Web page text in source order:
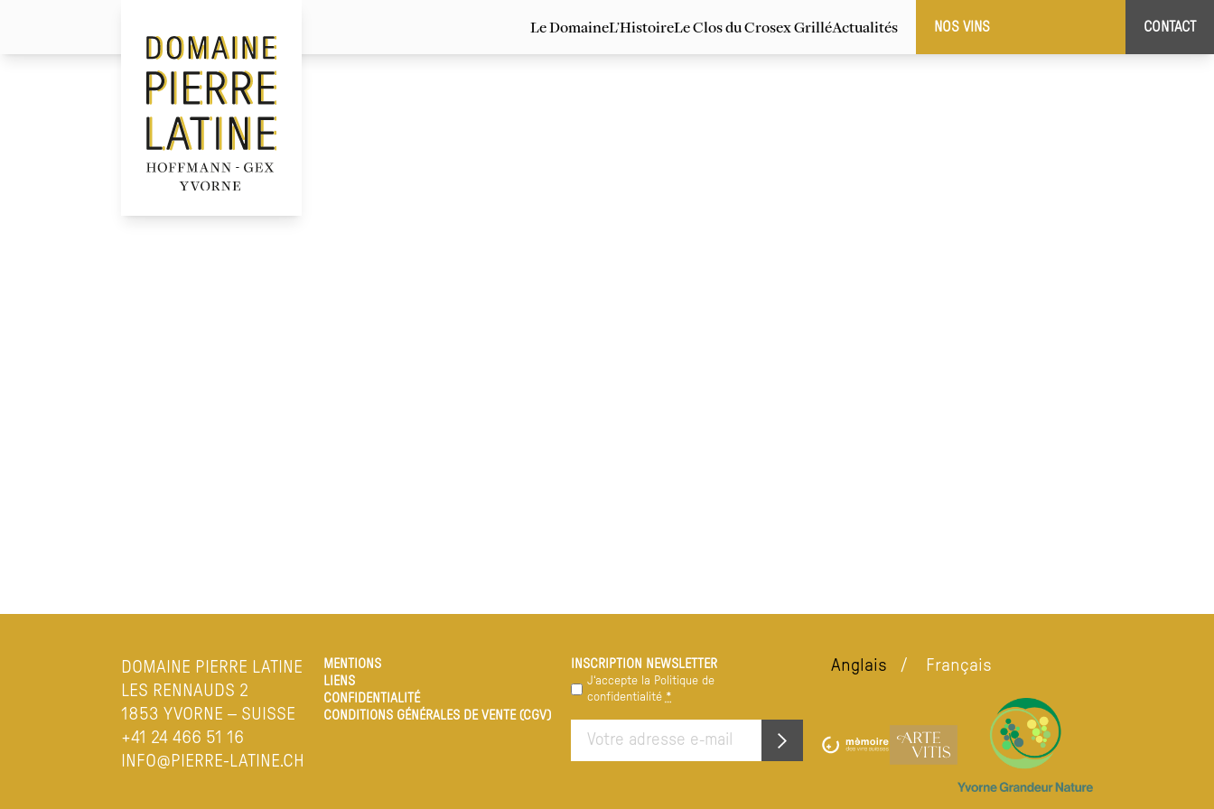
Le DomaineL’HistoireLe Clos du Crosex GrilléActualités NOS VINS CONTACT
DOMAINE PIERRE LATINE
LES RENNAUDS 2
1853 YVORNE – SUISSE
+41 24 466 51 16
INFO@PIERRE-LATINE.CH
MENTIONS
LIENS
CONFIDENTIALITÉ
CONDITIONS GÉNÉRALES DE VENTE (CGV)
INSCRIPTION NEWSLETTER
Confidentialité
J‘accepte la Politique de
confidentialité *
mail
*
Anglais Français